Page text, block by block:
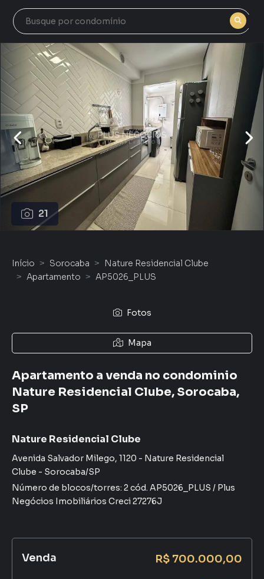
21
Início Sorocaba
Nature Residencial Clube
Apartamento
AP5026_PLUS
Fotos
Mapa
Apartamento a venda no condominio
Nature Residencial Clube, Sorocaba,
SP
Nature Residencial Clube
Avenida Salvador Milego, 1120 - Nature Residencial
Clube - Sorocaba/SP
Número de blocos/torres: 2cód. AP5026_PLUS / Plus
Negócios Imobiliários Creci27276J
Venda R$ 700.000,00